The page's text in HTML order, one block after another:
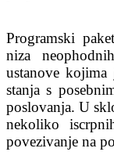
Programski
niza
ustanove
stanja s
poslovanja. U
nekoliko
povezivanje na